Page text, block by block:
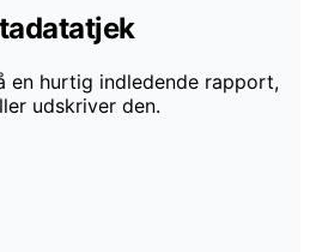
en hurtig indledende rapport,
udskriver den.